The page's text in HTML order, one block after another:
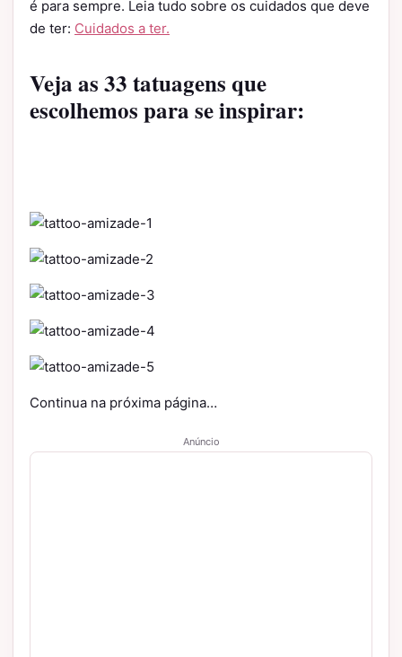
é para sempre. Leia tudo sobre os cuidados que deve
de ter: Cuidados a ter.
Veja as 33 tatuagens que
escolhemos para se inspirar:
Continua na próxima página…
Anúncio